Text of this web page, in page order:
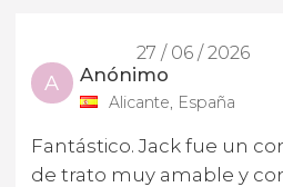
27 / 06 / 2026
A Anónimo
Alicante, España
Fantástico. Jack fue un
de trato muy amable y